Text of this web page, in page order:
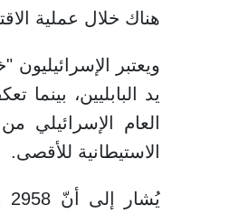
هناك خلال عملية
ويعتبر
يد البابليين،
العام الإسرائيلي
الاستيطانية للأقصى.